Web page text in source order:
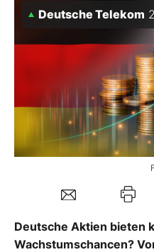
Experten
Mein B:O
Mein Konto
Folgen Sie uns
Kontakt
Deutsche Telekom
Deutsche Aktien bieten
Wachstumschancen?